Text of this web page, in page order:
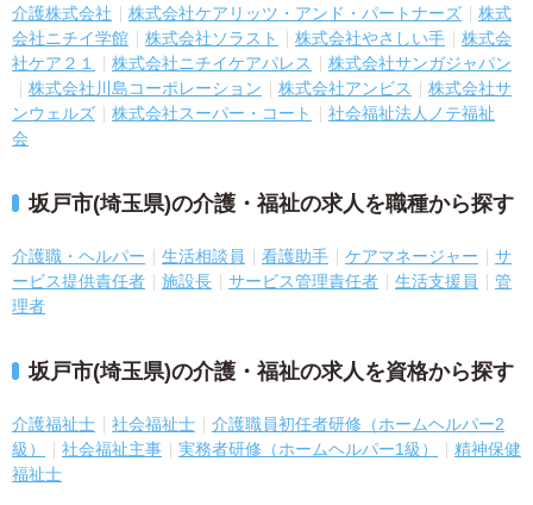
介護株式会社
株式会社ケアリッツ・アンド・パートナーズ
株式
会社ニチイ学館
株式会社ソラスト 株式会社やさしい手
株式会
社ケア２１
株式会社ニチイケアパレス
株式会社サンガジャパン
株式会社川島コーポレーション
株式会社アンビス
株式会社サ
ンウェルズ
株式会社スーパー・コート
社会福祉法人ノテ福祉
会
坂戸市(埼玉県)の介護・福祉の求人を職種から探す
介護職・ヘルパー 生活相談員 看護助手 ケアマネージャー
サ
ービス提供責任者
施設長 サービス管理責任者 生活支援員
管
理者
坂戸市(埼玉県)の介護・福祉の求人を資格から探す
介護福祉士 社会福祉士
介護職員初任者研修（ホームヘルパー2
級）
社会福祉主事 実務者研修（ホームヘルパー1級）
精神保健
福祉士